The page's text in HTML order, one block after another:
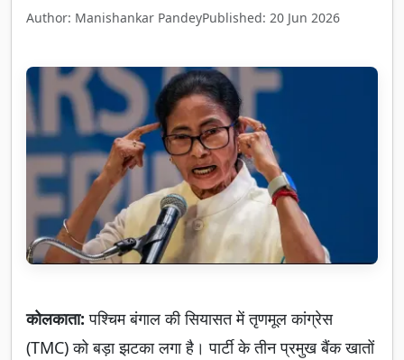
Author: Manishankar PandeyPublished: 20 Jun 2026
कोलकाता: पश्चिम बंगाल की सियासत में तृणमूल कांग्रेस
(TMC) को बड़ा झटका लगा है। पार्टी के तीन प्रमुख बैंक खातों